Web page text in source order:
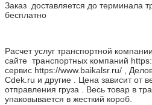
Заказ доставляется до терминала
бесплатно
Расчет услуг транспортной
сайте транспортных компаний
сервис https://www.baikalsr.ru/ ,
Cdek.ru и другие . Цена зависит от
отправления груза . Весь товар в
упаковывается в жесткий короб.